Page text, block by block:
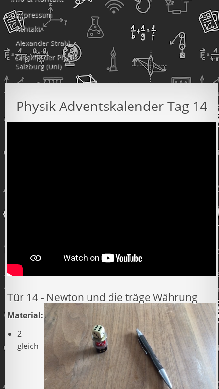
Impressum
Kontakt
Alexander Strahl
Didaktik der Physik
Salzburg (Uni)
Physik Adventskalender Tag 14
Tür 14 - Newton und die träge Währung
Material:
2
gleich